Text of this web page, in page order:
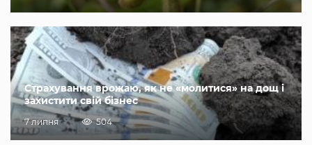
Страхування врожаю, як не «молитися» на дощ і
захистити свій бізнес
7 липня 504